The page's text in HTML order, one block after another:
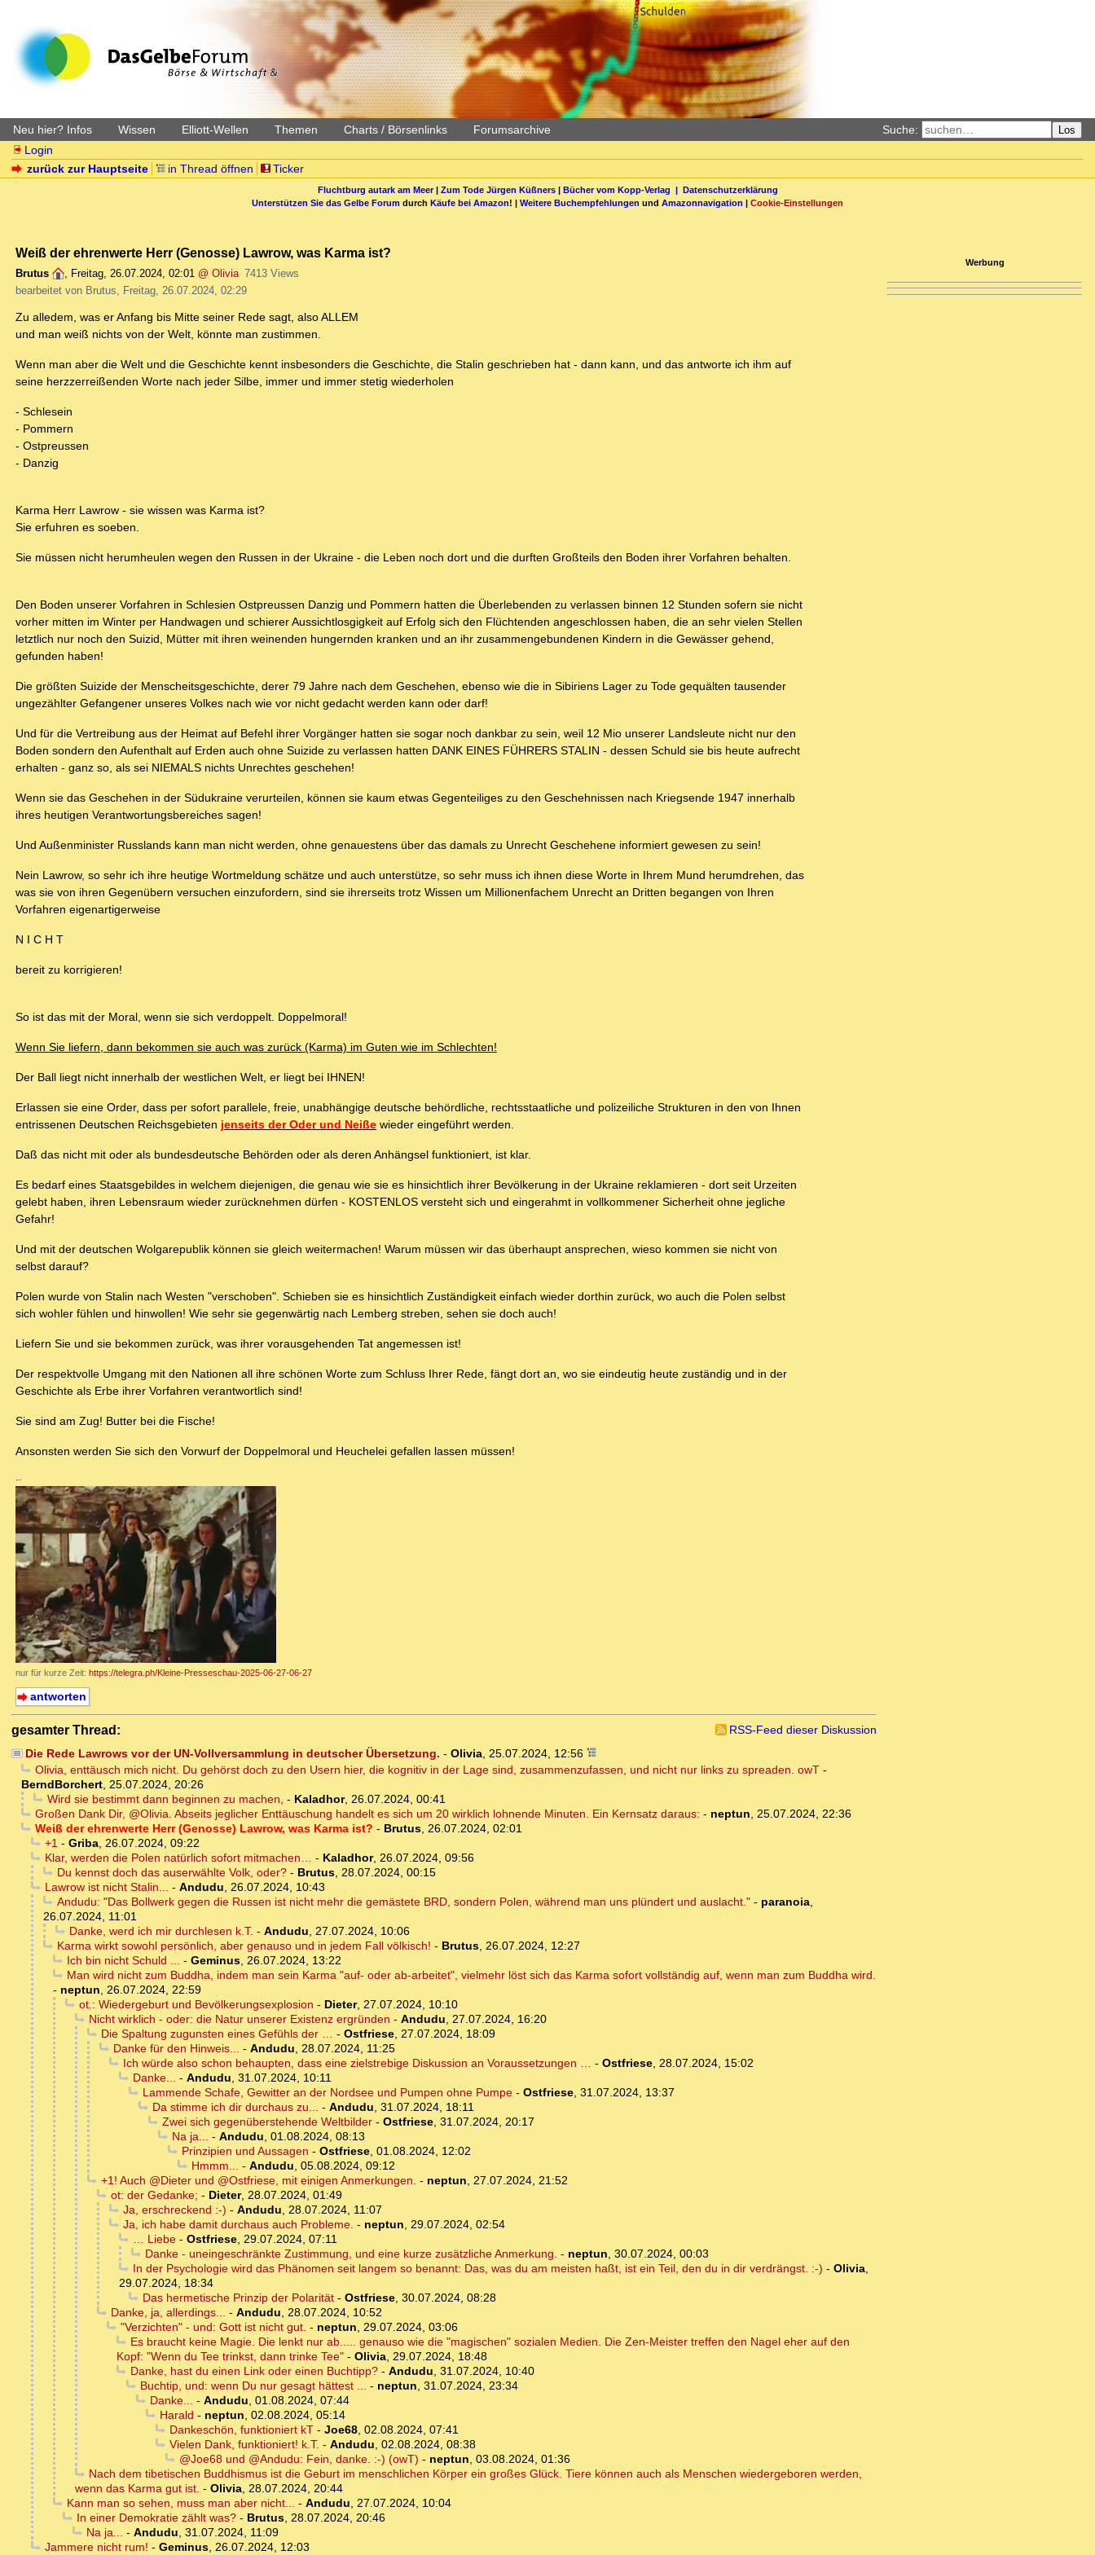
Neu hier? Infos Wissen Elliott-Wellen Themen Charts / Börsenlinks Forumsarchive Suche: Los
Login
zurück zur Hauptseite
in Thread öffnen Ticker
Fluchtburg autark am Meer| Zum Tode Jürgen Küßners| Bücher vom Kopp-Verlag | Datenschutzerklärung
Unterstützen Sie das Gelbe Forum durch Käufe bei Amazon! | Weitere Buchempfehlungen und Amazonnavigation | Cookie-Einstellungen
Weiß der ehrenwerte Herr (Genosse) Lawrow, was Karma ist?
Brutus , Freitag, 26.07.2024, 02:01 @ Olivia 7413 Views
bearbeitet von Brutus, Freitag, 26.07.2024, 02:29
Zu alledem, was er Anfang bis Mitte seiner Rede sagt, also ALLEM
und man weiß nichts von der Welt, könnte man zustimmen.
Wenn man aber die Welt und die Geschichte kennt insbesonders die Geschichte, die Stalin geschrieben hat - dann kann, und das antworte ich ihm auf
seine herzzerreißenden Worte nach jeder Silbe, immer und immer stetig wiederholen
- Schlesein
- Pommern
- Ostpreussen
- Danzig
Karma Herr Lawrow - sie wissen was Karma ist?
Sie erfuhren es soeben.
Sie müssen nicht herumheulen wegen den Russen in der Ukraine - die Leben noch dort und die durften Großteils den Boden ihrer Vorfahren behalten.
Den Boden unserer Vorfahren in Schlesien Ostpreussen Danzig und Pommern hatten die Überlebenden zu verlassen binnen 12 Stunden sofern sie nicht
vorher mitten im Winter per Handwagen und schierer Aussichtlosgigkeit auf Erfolg sich den Flüchtenden angeschlossen haben, die an sehr vielen Stellen
letztlich nur noch den Suizid, Mütter mit ihren weinenden hungernden kranken und an ihr zusammengebundenen Kindern in die Gewässer gehend,
gefunden haben!
Die größten Suizide der Menscheitsgeschichte, derer 79 Jahre nach dem Geschehen, ebenso wie die in Sibiriens Lager zu Tode gequälten tausender
ungezählter Gefangener unseres Volkes nach wie vor nicht gedacht werden kann oder darf!
Und für die Vertreibung aus der Heimat auf Befehl ihrer Vorgänger hatten sie sogar noch dankbar zu sein, weil 12 Mio unserer Landsleute nicht nur den
Boden sondern den Aufenthalt auf Erden auch ohne Suizide zu verlassen hatten DANK EINES FÜHRERS STALIN - dessen Schuld sie bis heute aufrecht
erhalten - ganz so, als sei NIEMALS nichts Unrechtes geschehen!
Wenn sie das Geschehen in der Südukraine verurteilen, können sie kaum etwas Gegenteiliges zu den Geschehnissen nach Kriegsende 1947 innerhalb
ihres heutigen Verantwortungsbereiches sagen!
Und Außenminister Russlands kann man nicht werden, ohne genauestens über das damals zu Unrecht Geschehene informiert gewesen zu sein!
Nein Lawrow, so sehr ich ihre heutige Wortmeldung schätze und auch unterstütze, so sehr muss ich ihnen diese Worte in Ihrem Mund herumdrehen, das
was sie von ihren Gegenübern versuchen einzufordern, sind sie ihrerseits trotz Wissen um Millionenfachem Unrecht an Dritten begangen von Ihren
Vorfahren eigenartigerweise
N I C H T
bereit zu korrigieren!
So ist das mit der Moral, wenn sie sich verdoppelt. Doppelmoral!
Wenn Sie liefern, dann bekommen sie auch was zurück (Karma) im Guten wie im Schlechten!
Der Ball liegt nicht innerhalb der westlichen Welt, er liegt bei IHNEN!
Erlassen sie eine Order, dass per sofort parallele, freie, unabhängige deutsche behördliche, rechtsstaatliche und polizeiliche Strukturen in den von Ihnen
entrissenen Deutschen Reichsgebieten jenseits der Oder und Neiße wieder eingeführt werden.
Daß das nicht mit oder als bundesdeutsche Behörden oder als deren Anhängsel funktioniert, ist klar.
Es bedarf eines Staatsgebildes in welchem diejenigen, die genau wie sie es hinsichtlich ihrer Bevölkerung in der Ukraine reklamieren - dort seit Urzeiten
gelebt haben, ihren Lebensraum wieder zurücknehmen dürfen - KOSTENLOS versteht sich und eingerahmt in vollkommener Sicherheit ohne jegliche
Gefahr!
Und mit der deutschen Wolgarepublik können sie gleich weitermachen! Warum müssen wir das überhaupt ansprechen, wieso kommen sie nicht von
selbst darauf?
Polen wurde von Stalin nach Westen "verschoben". Schieben sie es hinsichtlich Zuständigkeit einfach wieder dorthin zurück, wo auch die Polen selbst
sich wohler fühlen und hinwollen! Wie sehr sie gegenwärtig nach Lemberg streben, sehen sie doch auch!
Liefern Sie und sie bekommen zurück, was ihrer vorausgehenden Tat angemessen ist!
Der respektvolle Umgang mit den Nationen all ihre schönen Worte zum Schluss Ihrer Rede, fängt dort an, wo sie eindeutig heute zuständig und in der
Geschichte als Erbe ihrer Vorfahren verantwortlich sind!
Sie sind am Zug! Butter bei die Fische!
Ansonsten werden Sie sich den Vorwurf der Doppelmoral und Heuchelei gefallen lassen müssen!
--
nur für kurze Zeit: https://telegra.ph/Kleine-Presseschau-2025-06-27-06-27
antworten
gesamter Thread:
RSS-Feed dieser Diskussion
Die Rede Lawrows vor der UN-Vollversammlung in deutscher Übersetzung. - Olivia, 25.07.2024, 12:56
Olivia, enttäusch mich nicht. Du gehörst doch zu den Usern hier, die kognitiv in der Lage sind, zusammenzufassen, und nicht nur links zu spreaden. owT-
BerndBorchert, 25.07.2024, 20:26
Wird sie bestimmt dann beginnen zu machen, - Kaladhor, 26.07.2024, 00:41
Großen Dank Dir, @Olivia. Abseits jeglicher Enttäuschung handelt es sich um 20 wirklich lohnende Minuten. Ein Kernsatz daraus: - neptun, 25.07.2024, 22:36
Weiß der ehrenwerte Herr (Genosse) Lawrow, was Karma ist? - Brutus, 26.07.2024, 02:01
+1- Griba, 26.07.2024, 09:22
Klar, werden die Polen natürlich sofort mitmachen… - Kaladhor, 26.07.2024, 09:56
Du kennst doch das auserwählte Volk, oder?- Brutus, 28.07.2024, 00:15
Lawrow ist nicht Stalin... - Andudu, 26.07.2024, 10:43
Andudu: "Das Bollwerk gegen die Russen ist nicht mehr die gemästete BRD, sondern Polen, während man uns plündert und auslacht."- paranoia,
26.07.2024, 11:01
Danke, werd ich mir durchlesen k.T. - Andudu, 27.07.2024, 10:06
Karma wirkt sowohl persönlich, aber genauso und in jedem Fall völkisch! - Brutus, 26.07.2024, 12:27
Ich bin nicht Schuld ... - Geminus, 26.07.2024, 13:22
Man wird nicht zum Buddha, indem man sein Karma "auf- oder ab-arbeitet", vielmehr löst sich das Karma sofort vollständig auf, wenn man zum Buddha wird.
- neptun, 26.07.2024, 22:59
ot.: Wiedergeburt und Bevölkerungsexplosion - Dieter, 27.07.2024, 10:10
Nicht wirklich - oder: die Natur unserer Existenz ergründen - Andudu, 27.07.2024, 16:20
Die Spaltung zugunsten eines Gefühls der … - Ostfriese, 27.07.2024, 18:09
Danke für den Hinweis... - Andudu, 28.07.2024, 11:25
Ich würde also schon behaupten, dass eine zielstrebige Diskussion an Voraussetzungen … - Ostfriese, 28.07.2024, 15:02
Danke... - Andudu, 31.07.2024, 10:11
Lammende Schafe, Gewitter an der Nordsee und Pumpen ohne Pumpe- Ostfriese, 31.07.2024, 13:37
Da stimme ich dir durchaus zu... - Andudu, 31.07.2024, 18:11
Zwei sich gegenüberstehende Weltbilder- Ostfriese, 31.07.2024, 20:17
Na ja... - Andudu, 01.08.2024, 08:13
Prinzipien und Aussagen - Ostfriese, 01.08.2024, 12:02
Hmmm... - Andudu, 05.08.2024, 09:12
+1! Auch @Dieter und @Ostfriese, mit einigen Anmerkungen. - neptun, 27.07.2024, 21:52
ot: der Gedanke; - Dieter, 28.07.2024, 01:49
Ja, erschreckend :-) - Andudu, 28.07.2024, 11:07
Ja, ich habe damit durchaus auch Probleme. - neptun, 29.07.2024, 02:54
… Liebe- Ostfriese, 29.07.2024, 07:11
Danke - uneingeschränkte Zustimmung, und eine kurze zusätzliche Anmerkung. - neptun, 30.07.2024, 00:03
In der Psychologie wird das Phänomen seit langem so benannt: Das, was du am meisten haßt, ist ein Teil, den du in dir verdrängst. :-) - Olivia,
29.07.2024, 18:34
Das hermetische Prinzip der Polarität- Ostfriese, 30.07.2024, 08:28
Danke, ja, allerdings... - Andudu, 28.07.2024, 10:52
"Verzichten" - und: Gott ist nicht gut. - neptun, 29.07.2024, 03:06
Es braucht keine Magie. Die lenkt nur ab..... genauso wie die "magischen" sozialen Medien. Die Zen-Meister treffen den Nagel eher auf den
Kopf: "Wenn du Tee trinkst, dann trinke Tee" - Olivia, 29.07.2024, 18:48
Danke, hast du einen Link oder einen Buchtipp?- Andudu, 31.07.2024, 10:40
Buchtip, und: wenn Du nur gesagt hättest ... - neptun, 31.07.2024, 23:34
Danke... - Andudu, 01.08.2024, 07:44
Harald - neptun, 02.08.2024, 05:14
Dankeschön, funktioniert kT- Joe68, 02.08.2024, 07:41
Vielen Dank, funktioniert! k.T. - Andudu, 02.08.2024, 08:38
@Joe68 und @Andudu: Fein, danke. :-) (owT) - neptun, 03.08.2024, 01:36
Nach dem tibetischen Buddhismus ist die Geburt im menschlichen Körper ein großes Glück. Tiere können auch als Menschen wiedergeboren werden,
wenn das Karma gut ist. - Olivia, 28.07.2024, 20:44
Kann man so sehen, muss man aber nicht... - Andudu, 27.07.2024, 10:04
In einer Demokratie zählt was?- Brutus, 28.07.2024, 20:46
Na ja... - Andudu, 31.07.2024, 11:09
Jammere nicht rum! - Geminus, 26.07.2024, 12:03
Werbung